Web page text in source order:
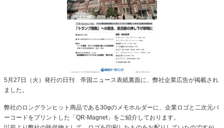
5月27日（火）発行の日刊 帝国ニュース表紙裏面に、弊社企業広告が掲載され
ました。
弊社のロングランヒット商品である30φのメモホルダーに、企業ロゴと二次元バ
ーコードをプリントした「QR-Magnet」をご紹介しております。